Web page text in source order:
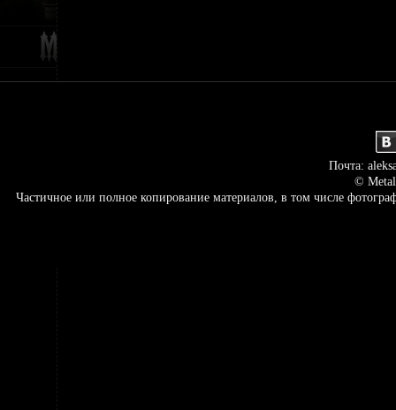
Почта:
©
Частичное или полное копирование материалов, в том числе